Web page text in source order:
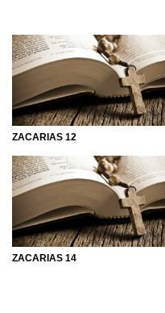
ZACARIAS 12
ZACARIAS 14